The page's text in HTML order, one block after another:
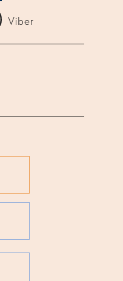
Viber